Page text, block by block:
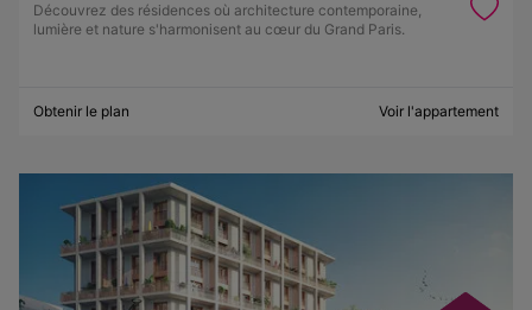
Découvrez des résidences où architecture contemporaine,
lumière et nature s'harmonisent au cœur du Grand Paris.
Obtenir le plan Voir l'appartement